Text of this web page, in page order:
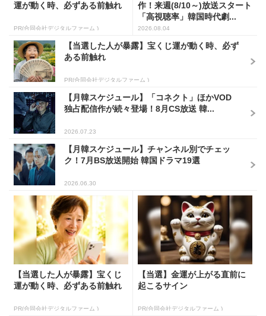
運が動く時、必ずある前触れ
PR(合同会社デジタルファーム )
作！来週(8/10～)放送スタート
「高視聴率」韓国時代劇...
2026.08.04
【当選した人が暴露】宝くじ運が動く時、必ず
ある前触れ
PR(合同会社デジタルファーム )
【月韓スケジュール】「コネクト」ほかVOD
独占配信作が続々登場！8月CS放送 韓...
2026.07.23
【月韓スケジュール】チャンネル別でチェッ
ク！7月BS放送開始 韓国ドラマ19選
2026.06.30
【当選した人が暴露】宝くじ
運が動く時、必ずある前触れ
PR(合同会社デジタルファーム )
【当選】金運が上がる直前に
起こるサイン
PR(合同会社デジタルファーム )